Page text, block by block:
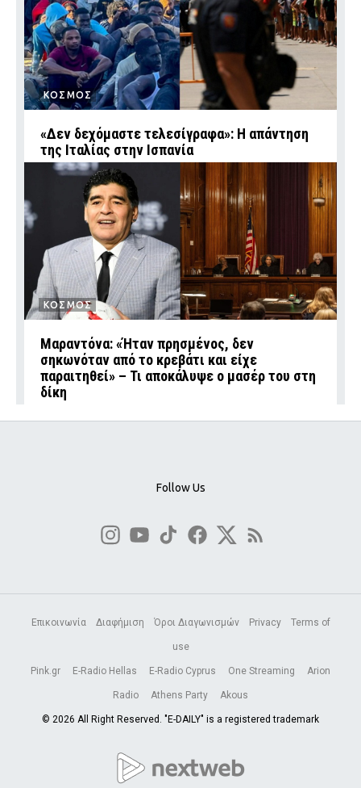
ΚΟΣΜΟΣ
«Δεν δεχόμαστε τελεσίγραφα»: Η απάντηση
της Ιταλίας στην Ισπανία
ΚΟΣΜΟΣ
Μαραντόνα: «Ήταν πρησμένος, δεν
σηκωνόταν από το κρεβάτι και είχε
παραιτηθεί» – Τι αποκάλυψε ο μασέρ του στη
δίκη
Follow Us
Επικοινωνία Διαφήμιση Όροι Διαγωνισμών Privacy Terms of
use
Pink.gr E-Radio Hellas E-Radio Cyprus One Streaming Arion
Radio Athens Party Akous
© 2026 All Right Reserved. "E-DAILY" is a registered trademark